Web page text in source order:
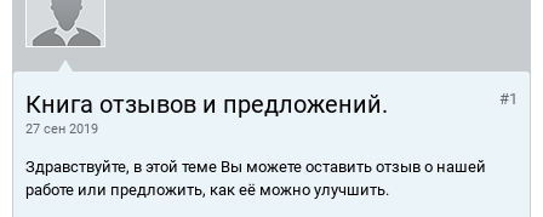
Книга отзывов и предложений.
27 сен 2019
#1
Здравствуйте, в этой теме Вы можете оставить отзыв о нашей
работе или предложить, как её можно улучшить.